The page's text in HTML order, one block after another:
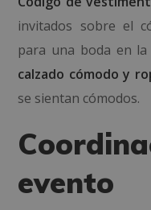
invitados sobre el
para una boda en la
calzado cómodo y
se sientan cómodos.
evento